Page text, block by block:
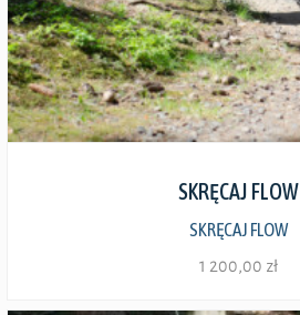
SKRĘCAJ FLOW
SKRĘCAJ FLOW
1 200,00 zł